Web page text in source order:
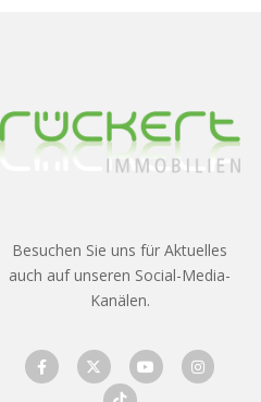
Besuchen Sie uns für Aktuelles
auch auf unseren Social-Media-
Kanälen.